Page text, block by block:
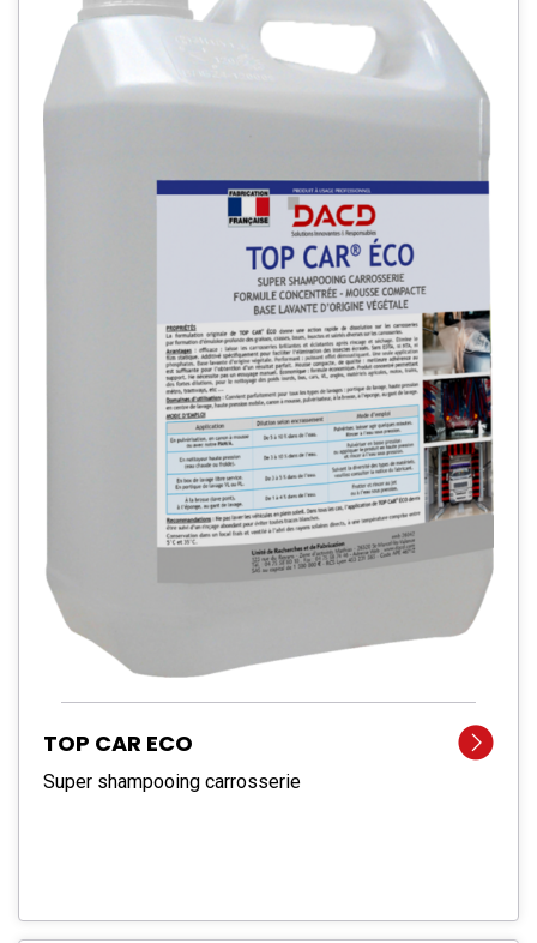
TOP CAR ECO
Super shampooing carrosserie